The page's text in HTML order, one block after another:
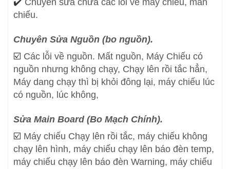
✔️ Chuyên sửa chữa các lỗi về máy chiếu, màn
chiếu.
Chuyên Sửa Nguồn (bo nguồn).
☑️ Các lỗi về nguồn. Mất nguồn, Máy Chiếu có
nguồn nhưng không chạy, Chạy lên rồi tắc hẳn,
Máy dang chạy thì bị khỏi đông lại, máy chiếu lúc
có nguồn, lúc không,
Sửa Main Board (Bo Mạch Chính).
☑️ Máy chiếu Chạy lên rồi tắc, máy chiếu không
chạy lên hình, máy chiếu chạy lên báo đèn temp,
máy chiếu chạy lên báo đèn Warning, máy chiếu